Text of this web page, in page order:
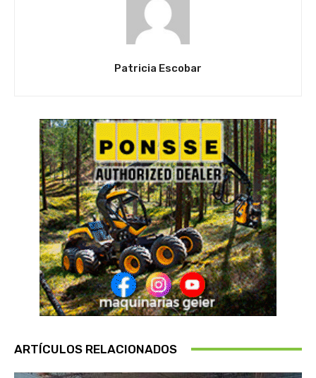
Patricia Escobar
ARTÍCULOS RELACIONADOS